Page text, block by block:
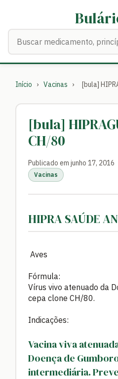
Início › Vacinas › [bula]
[bula]
CH/80
Publicado em junho 17, 2016
Vacinas
HIPRA SAÚDE
Aves
Fórmula:
Vírus vivo atenuado da
cepa clone CH/80.
Indicações:
Vacina viva
Doença de
intermediária.